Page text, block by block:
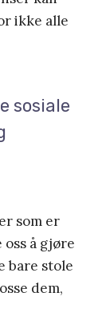
ikke alle
sosiale
som er
å gjøre
bare stole
dem,